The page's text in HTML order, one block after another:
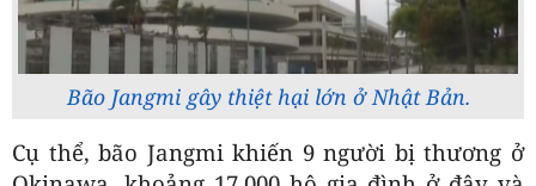
Bão Jangmi gây thiệt hại lớn ở Nhật Bản.
Cụ thể, bão Jangmi khiến 9 người bị thương ở